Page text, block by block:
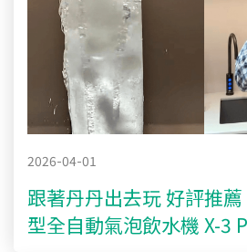
2026-04-01
跟著丹丹出去玩 好評推薦
型全自動氣泡飲水機 X-3